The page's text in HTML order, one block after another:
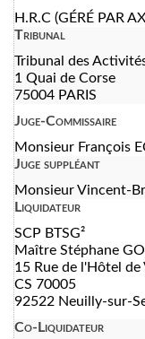
H.R.C (GÉRÉ PAR
Tribunal
Tribunal des
1 Quai de Corse
75004 PARIS
Juge-Commissaire
Monsieur François
Juge suppléant
Monsieur Vincent-
Liquidateur
SCP BTSG²
Maître Stéphane
15 Rue de l'Hôtel de
CS 70005
92522 Neuilly-sur-
Co-Liquidateur